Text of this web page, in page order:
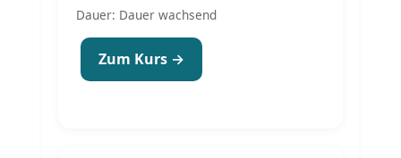
Dauer: Dauer wachsend
Zum Kurs →